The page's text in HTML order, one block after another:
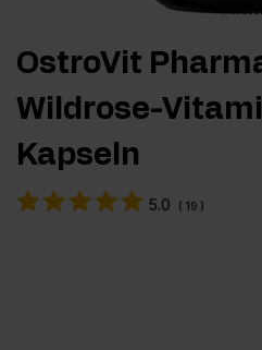
OstroVit
Wildrose-
Kapseln
5.0 ( 19 )